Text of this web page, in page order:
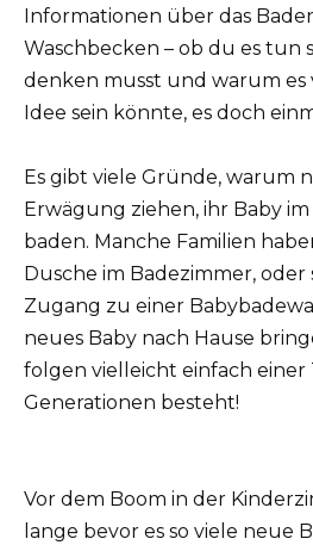
Informationen über das
Waschbecken – ob du es tun
denken musst und warum
Idee sein könnte, es doch
Es gibt viele Gründe, warum
Erwägung ziehen, ihr Baby
baden. Manche Familien
Dusche im Badezimmer, oder
Zugang zu einer
neues Baby nach Hause
folgen vielleicht einfach einer
Generationen besteht!
Vor dem Boom in der
lange bevor es so viele neue